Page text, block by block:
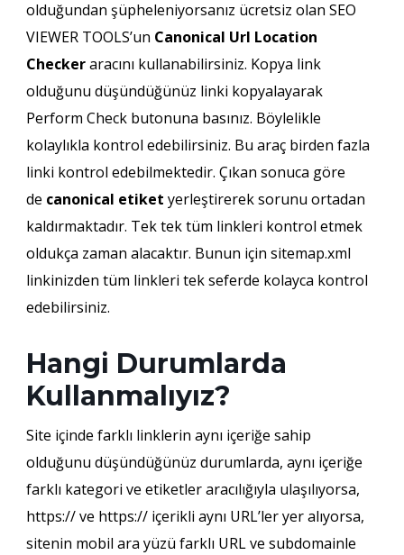
olduğundan şüpheleniyorsanız ücretsiz olan SEO
VIEWER TOOLS’un Canonical Url Location
Checkeraracını kullanabilirsiniz. Kopya link
olduğunu düşündüğünüz linki kopyalayarak
Perform Check butonuna basınız. Böylelikle
kolaylıkla kontrol edebilirsiniz. Bu araç birden fazla
linki kontrol edebilmektedir. Çıkan sonuca göre
de canonical etiket yerleştirerek sorunu ortadan
kaldırmaktadır. Tek tek tüm linkleri kontrol etmek
oldukça zaman alacaktır. Bunun için sitemap.xml
linkinizden tüm linkleri tek seferde kolayca kontrol
edebilirsiniz.
Hangi Durumlarda
Kullanmalıyız?
Site içinde farklı linklerin aynı içeriğe sahip
olduğunu düşündüğünüz durumlarda, aynı içeriğe
farklı kategori ve etiketler aracılığıyla ulaşılıyorsa,
https:// ve https:// içerikli aynı URL’ler yer alıyorsa,
sitenin mobil ara yüzü farklı URL ve subdomainle